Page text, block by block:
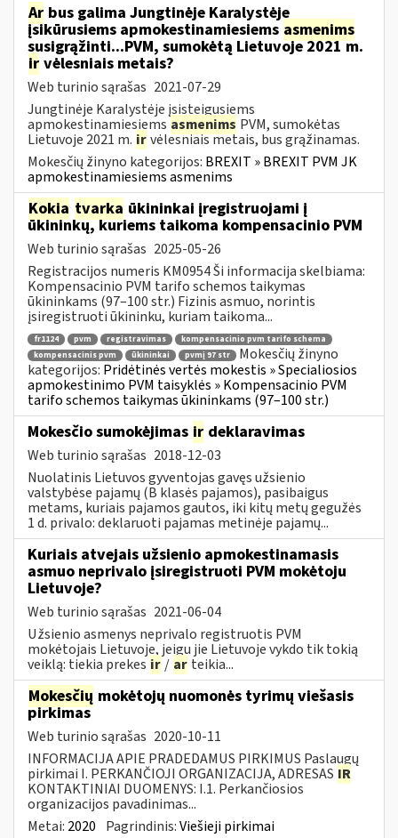
Ar bus galima Jungtinėje Karalystėje
įsikūrusiems apmokestinamiesiems asmenims
susigrąžinti...PVM, sumokėtą Lietuvoje 2021 m.
ir vėlesniais metais?
Web turinio sąrašas 2021-07-29
Jungtinėje Karalystėje įsisteigusiems
apmokestinamiesiems asmenims PVM, sumokėtas
Lietuvoje 2021 m. irvėlesniais metais, bus grąžinamas.
Mokesčių žinyno kategorijos: BREXIT » BREXIT PVM JK
apmokestinamiesiems asmenims
Kokia tvarka ūkininkai įregistruojami į
ūkininkų, kuriems taikoma kompensacinio PVM
Web turinio sąrašas 2025-05-26
Registracijos numeris KM0954 Ši informacija skelbiama:
Kompensacinio PVM tarifo schemos taikymas
ūkininkams (97–100 str.) Fizinis asmuo, norintis
įsiregistruoti ūkininku, kuriam taikoma...
fr1124 pvm registravimas
kompensacinio pvm tarifo schema
kompensacinis pvm
ūkininkai pvmį 97 str
Mokesčių žinyno
kategorijos: Pridėtinės vertės mokestis » Specialiosios
apmokestinimo PVM taisyklės » Kompensacinio PVM
tarifo schemos taikymas ūkininkams (97–100 str.)
Mokesčio sumokėjimas ir deklaravimas
Web turinio sąrašas 2018-12-03
Nuolatinis Lietuvos gyventojas gavęs užsienio
valstybėse pajamų (B klasės pajamos), pasibaigus
metams, kuriais pajamos gautos, iki kitų metų gegužės
1 d. privalo: deklaruoti pajamas metinėje pajamų...
Kuriais atvejais užsienio apmokestinamasis
asmuo neprivalo įsiregistruoti PVM mokėtoju
Lietuvoje?
Web turinio sąrašas 2021-06-04
Užsienio asmenys neprivalo registruotis PVM
mokėtojais Lietuvoje, jeigu jie Lietuvoje vykdo tik tokią
veiklą: tiekia prekes ir / ar teikia...
Mokesčių mokėtojų nuomonės tyrimų viešasis
pirkimas
Web turinio sąrašas 2020-10-11
INFORMACIJA APIE PRADEDAMUS PIRKIMUS Paslaugų
pirkimai I. PERKANČIOJI ORGANIZACIJA, ADRESAS IR
KONTAKTINIAI DUOMENYS: I.1. Perkančiosios
organizacijos pavadinimas...
Metai: 2020 Pagrindinis:Viešieji pirkimai